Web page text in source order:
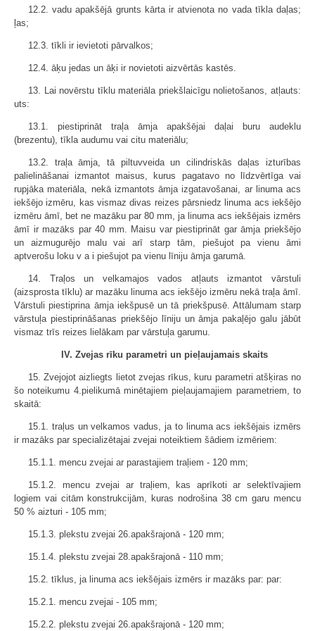
12.2. vadu apakšējā grunts kārta ir atvienota no vada tīkla daļas;
ļas;
12.3. tīkli ir ievietoti pārvalkos;
12.4. āķu jedas un āķi ir novietoti aizvērtās kastēs.
13. Lai novērstu tīklu materiāla priekšlaicīgu nolietošanos, atļauts:
uts:
13.1. piestiprināt traļa āmja apakšējai daļai buru audeklu
(brezentu), tīkla audumu vai citu materiālu;
13.2. traļa āmja, tā piltuvveida un cilindriskās daļas izturības
palielināšanai izmantot maisus, kurus pagatavo no līdzvērtīga vai
rupjāka materiāla, nekā izmantots āmja izgatavošanai, ar linuma acs
iekšējo izmēru, kas vismaz divas reizes pārsniedz linuma acs iekšējo
izmēru āmī, bet ne mazāku par 80 mm, ja linuma acs iekšējais izmērs
āmī ir mazāks par 40 mm. Maisu var piestiprināt gar āmja priekšējo
un aizmugurējo malu vai arī starp tām, piešujot pa vienu āmi
aptverošu loku v a i piešujot pa vienu līniju āmja garumā.
14. Traļos un velkamajos vados atļauts izmantot vārstuli
(aizsprosta tīklu) ar mazāku linuma acs iekšējo izmēru nekā traļa āmī.
Vārstuli piestiprina āmja iekšpusē un tā priekšpusē. Attālumam starp
vārstuļa piestiprināšanas priekšējo līniju un āmja pakaļējo galu jābūt
vismaz trīs reizes lielākam par vārstuļa garumu.
IV. Zvejas rīku parametri un pieļaujamais skaits
15. Zvejojot aizliegts lietot zvejas rīkus, kuru parametri atšķiras no
šo noteikumu 4.pielikumā minētajiem pieļaujamajiem parametriem, to
skaitā:
15.1. traļus un velkamos vadus, ja to linuma acs iekšējais izmērs
ir mazāks par specializētajai zvejai noteiktiem šādiem izmēriem:
15.1.1. mencu zvejai ar parastajiem traļiem - 120 mm;
15.1.2. mencu zvejai ar traļiem, kas aprīkoti ar selektīvajiem
logiem vai citām konstrukcijām, kuras nodrošina 38 cm garu mencu
50 % aizturi - 105 mm;
15.1.3. plekstu zvejai 26.apakšrajonā - 120 mm;
15.1.4. plekstu zvejai 28.apakšrajonā - 110 mm;
15.2. tīklus, ja linuma acs iekšējais izmērs ir mazāks par: par:
15.2.1. mencu zvejai - 105 mm;
15.2.2. plekstu zvejai 26.apakšrajonā - 120 mm;